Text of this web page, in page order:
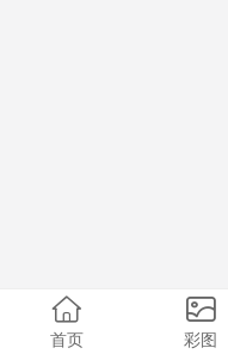
首页 彩图